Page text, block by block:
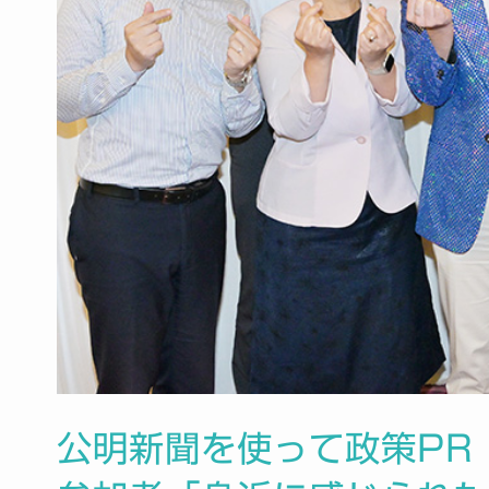
公明新聞を使って政策